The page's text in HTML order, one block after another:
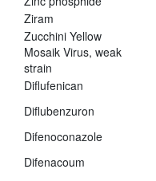
Ziram
Zucchini Yellow
Mosaik Virus, weak
strain
Diflufenican
Diflubenzuron
Difenoconazole
Difenacoum